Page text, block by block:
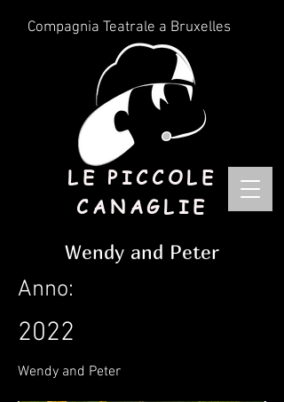
LE PICCOLE
CANAGLIE
Compagnia Teatrale a Bruxelles
Wendy and Peter
Wendy and Peter
Anno:
2022